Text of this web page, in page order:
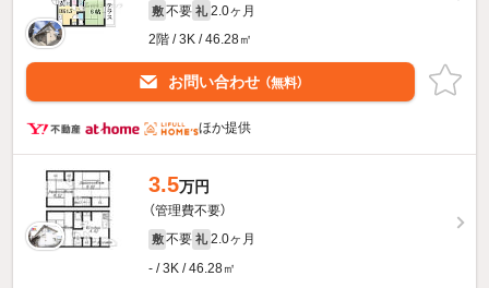
敷 不要 礼 2.0ヶ月
2階 / 3K / 46.28㎡
お問い合わせ （無料）
ほか提供
3.5万円
（管理費不要）
敷 不要 礼 2.0ヶ月
- / 3K / 46.28㎡